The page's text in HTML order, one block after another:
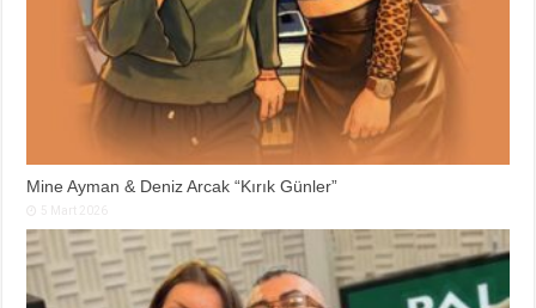
Mine Ayman & Deniz Arcak “Kırık Günler”